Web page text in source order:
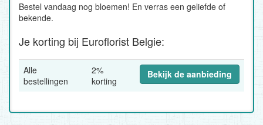
Bestel vandaag nog bloemen! En verras een geliefde of
bekende.
Je korting bij Euroflorist Belgie:
Alle
bestellingen
2%
korting
Bekijk de aanbieding